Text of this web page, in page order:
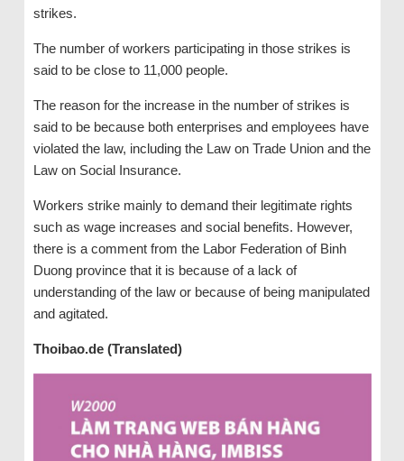
strikes.
The number of workers participating in those strikes is
said to be close to 11,000 people.
The reason for the increase in the number of strikes is
said to be because both enterprises and employees have
violated the law, including the Law on Trade Union and the
Law on Social Insurance.
Workers strike mainly to demand their legitimate rights
such as wage increases and social benefits. However,
there is a comment from the Labor Federation of Binh
Duong province that it is because of a lack of
understanding of the law or because of being manipulated
and agitated.
Thoibao.de (Translated)